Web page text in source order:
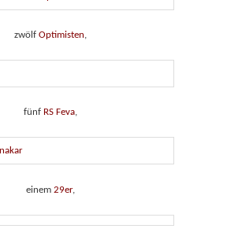
zwölf Optimisten,
fünf RS Feva,
einem 29er,